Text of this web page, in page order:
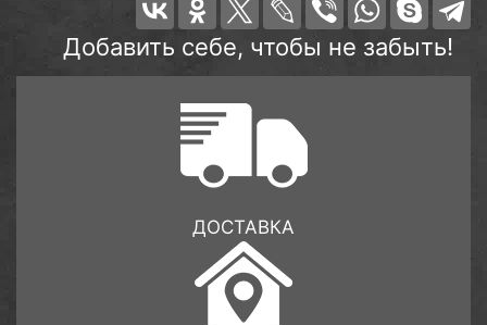
Добавить себе, чтобы не забыть!
ДОСТАВКА